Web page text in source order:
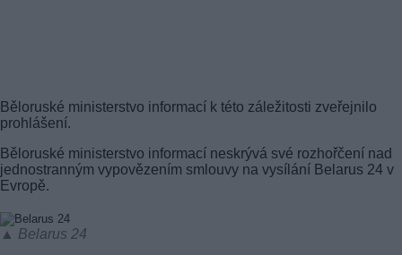
Běloruské ministerstvo informací k této záležitosti zveřejnilo
prohlášení.
Běloruské ministerstvo informací neskrývá své rozhořčení nad
jednostranným vypovězením smlouvy na vysílání Belarus 24 v
Evropě.
▲ Belarus 24